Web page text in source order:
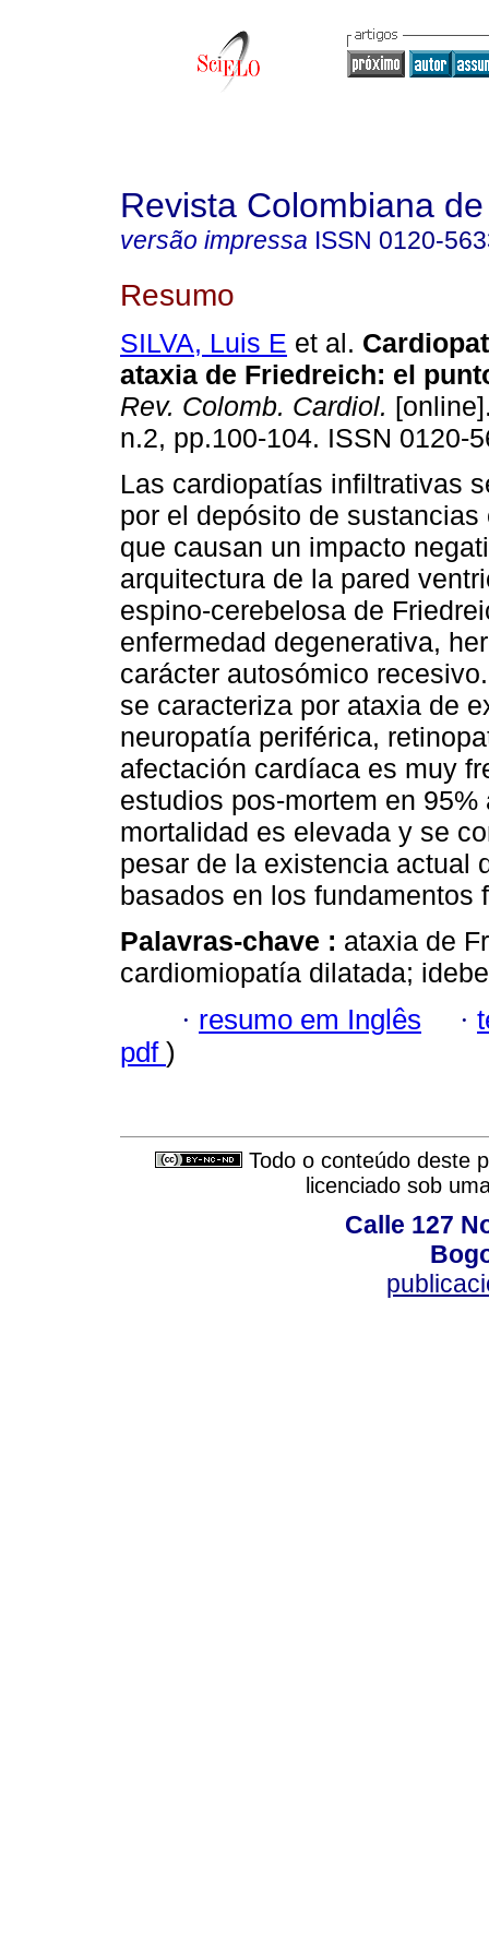
Revista Colombiana
versão impressa ISSN 0120-
Resumo
SILVA, Luis E et al.
ataxia de Friedreich: el
Rev. Colomb. Cardiol.
n.2, pp.100-104. ISSN 0120-
Las cardiopatías infiltrativas
por el depósito de
que causan un impacto
arquitectura de la pared
espino-cerebelosa de
enfermedad degenerativa,
carácter autosómico
se caracteriza por ataxia de
neuropatía periférica,
afectación cardíaca es muy
estudios pos-mortem en
mortalidad es elevada y se
pesar de la existencia actual
basados en los
Palavras-chave : ataxia de
cardiomiopatía dilatada;
· resumo em Inglês ·
pdf )
Todo o conteúdo deste
licenciado sob
Calle 127